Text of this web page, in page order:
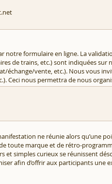
notre formulaire en ligne. La
de trains, etc.) sont indiquées
échange/vente, etc.). Nous vous
Ceci nous permettra de nous
ne réunie alors qu’une
toute marque et de rétro-
et simples curieux se réunissent
afin d’offrir aux participants une